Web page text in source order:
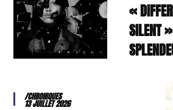
«
SILENT
/CHRONIQUES
13 JUILLET 2026